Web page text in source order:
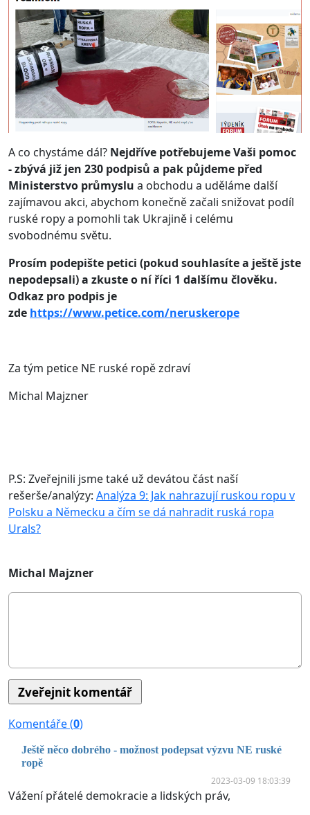
A co chystáme dál? Nejdříve potřebujeme Vaši pomoc
- zbývá již jen 230 podpisů a pak půjdeme před
Ministerstvo průmyslu a obchodu a uděláme další
zajímavou akci, abychom konečně začali snižovat podíl
ruské ropy a pomohli tak Ukrajině i celému
svobodnému světu.
Prosím podepište petici (pokud souhlasíte a ještě jste
nepodepsali) a zkuste o ní říci 1 dalšímu člověku.
Odkaz pro podpis je
zde https://www.petice.com/neruskerope
Za tým petice NE ruské ropě zdraví
Michal Majzner
P.S: Zveřejnili jsme také už devátou část naší
rešerše/analýzy: Analýza 9: Jak nahrazují ruskou ropu v
Polsku a Německu a čím se dá nahradit ruská ropa
Urals?
Michal Majzner
Komentáře (0)
Ještě něco dobrého - možnost podepsat výzvu NE ruské
ropě
2023-03-09 18:03:39
Vážení přátelé demokracie a lidských práv,